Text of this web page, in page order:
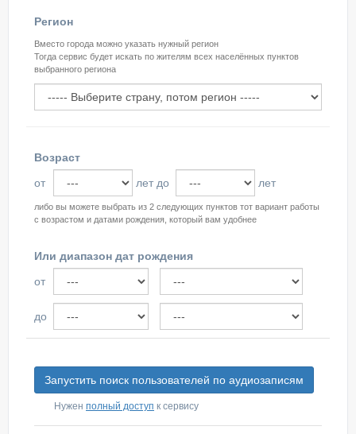
Регион
Вместо города можно указать нужный регион
Тогда сервис будет искать по жителям всех населённых пунктов
выбранного региона
Возраст
от
лет до лет
либо вы можете выбрать из 2 следующих пунктов тот вариант работы
с возрастом и датами рождения, который вам удобнее
Или диапазон дат рождения
от
до
Нужен полный доступ к сервису